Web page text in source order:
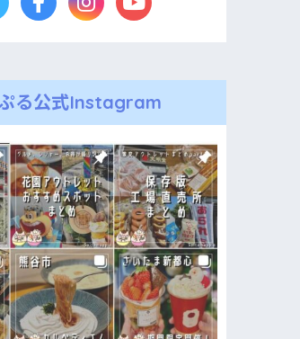
る公式Instagram